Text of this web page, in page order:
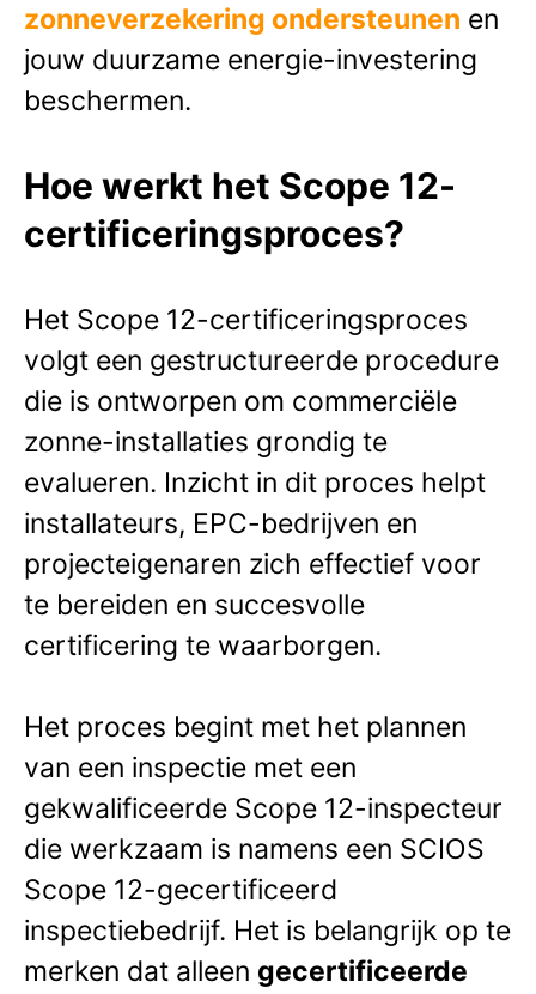
zonneverzekering ondersteunen en
jouw duurzame energie-investering
beschermen.
Hoe werkt het Scope 12-
certificeringsproces?
Het Scope 12-certificeringsproces
volgt een gestructureerde procedure
die is ontworpen om commerciële
zonne-installaties grondig te
evalueren. Inzicht in dit proces helpt
installateurs, EPC-bedrijven en
projecteigenaren zich effectief voor
te bereiden en succesvolle
certificering te waarborgen.
Het proces begint met het plannen
van een inspectie met een
gekwalificeerde Scope 12-inspecteur
die werkzaam is namens een SCIOS
Scope 12-gecertificeerd
inspectiebedrijf. Het is belangrijk op te
merken dat alleen gecertificeerde